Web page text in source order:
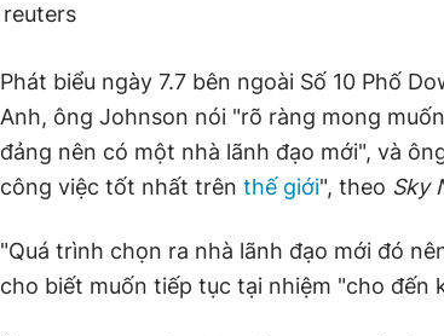
reuters
Phát biểu ngày 7.7 bên ngoài Số 10 Phố
Anh, ông Johnson nói "rõ ràng mong
đảng nên có một nhà lãnh đạo mới", và
công việc tốt nhất trên thế giới", theo Sky
"Quá trình chọn ra nhà lãnh đạo mới đó
cho biết muốn tiếp tục tại nhiệm "cho đến